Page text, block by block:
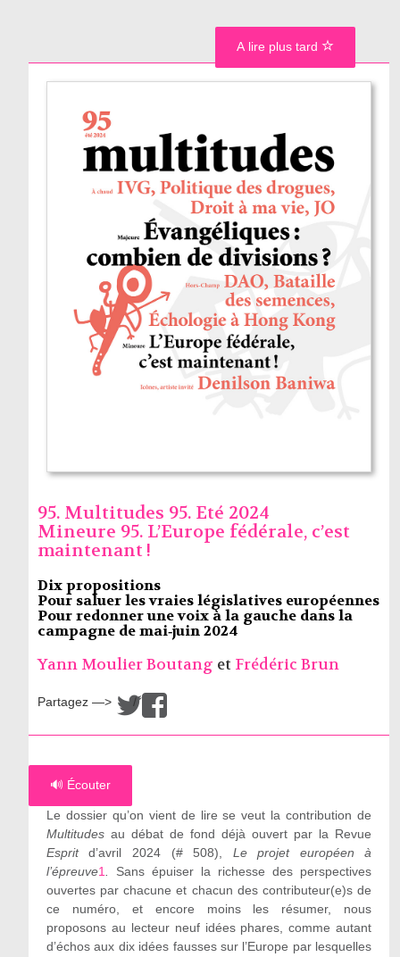
95. Multitudes 95. Eté 2024
Mineure 95. L’Europe fédérale, c’est
maintenant !
Dix propositions
Pour saluer les vraies législatives européennes
Pour redonner une voix à la gauche dans la
campagne de mai‑juin 2024
Yann Moulier Boutang et Frédéric Brun
Partagez —> /
🔊 Écouter
Le dossier qu’on vient de lire se veut la contribution de
Multitudesau débat de fond déjà ouvert par la Revue
Espritd’avril 2024 (# 508), Le projet européen à
l’épreuve1.
Sans épuiser la richesse des perspectives
ouvertes par chacune et chacun des contributeur(e)s de
ce numéro, et encore moins les résumer, nous
proposons au lecteur neuf idées phares, comme autant
d’échos aux dix idées fausses sur l’Europe par lesquelles
A lire plus tard